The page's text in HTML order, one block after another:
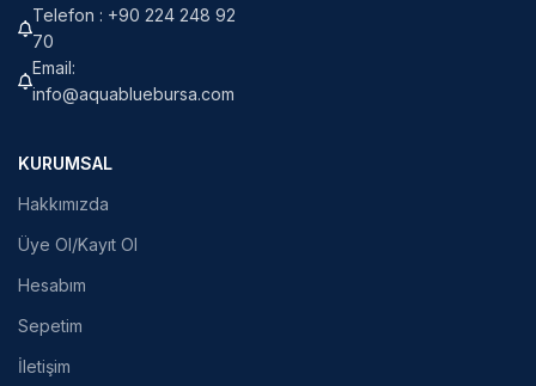
Telefon : +90 224 248 92
70
Email:
info@aquabluebursa.com
KURUMSAL
Hakkımızda
Üye Ol/Kayıt Ol
Hesabım
Sepetim
İletişim